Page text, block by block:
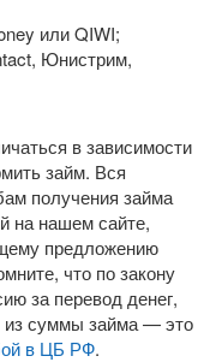
или QIWI;
Юнистрим,
в зависимости
займ. Вся
получения займа
на нашем сайте,
предложению
что по закону
за перевод денег,
из суммы займа — это
в ЦБ РФ.